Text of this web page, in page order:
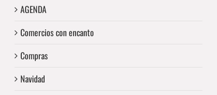
AGENDA
Comercios con encanto
Compras
Navidad